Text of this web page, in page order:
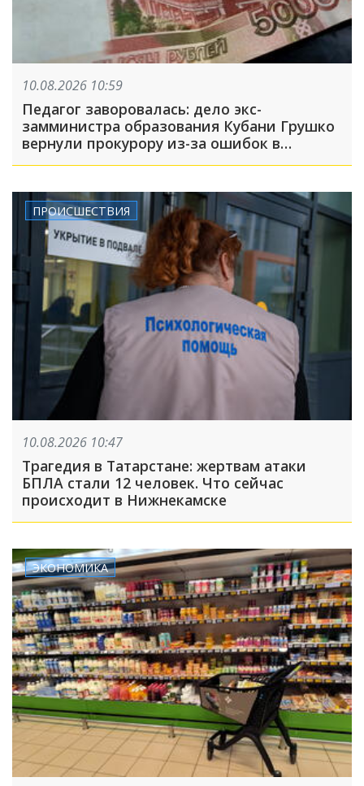
10.08.2026 10:59
Педагог заворовалась: дело экс-
замминистра образования Кубани Грушко
вернули прокурору из-за ошибок в
ПРОИСШЕСТВИЯ
10.08.2026 10:47
Трагедия в Татарстане: жертвам атаки
БПЛА стали 12 человек. Что сейчас
происходит в Нижнекамске
ЭКОНОМИКА